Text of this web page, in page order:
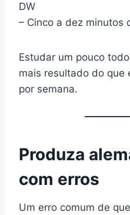
DW
– Cinco a dez minutos
Estudar um pouco
mais resultado do que
por semana.
Produza
com erros
Um erro comum de